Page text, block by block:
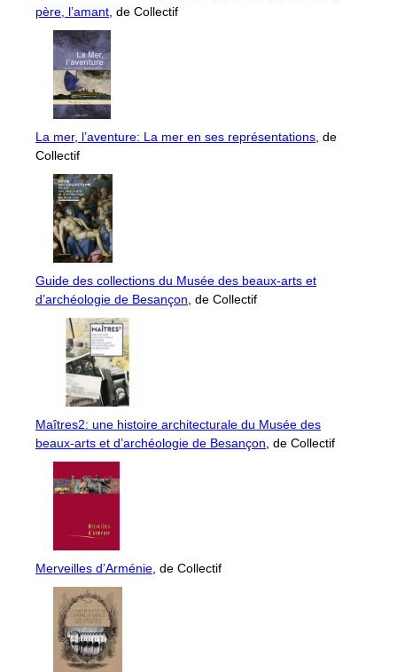
père, l’amant , de Collectif
La mer, l’aventure: La mer en ses représentations , de
Collectif
Guide des collections du Musée des beaux-arts et
d’archéologie de Besançon , de Collectif
Maîtres2: une histoire architecturale du Musée des
beaux-arts et d’archéologie de Besançon , de Collectif
Merveilles d’Arménie , de Collectif